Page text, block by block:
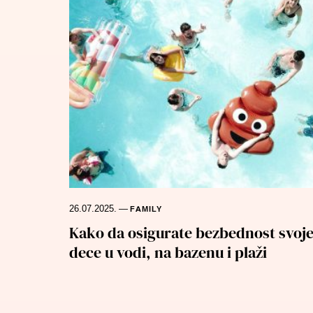
26.07.2025. — FAMILY
Kako da osigurate bezbednost svoje
dece u vodi, na bazenu i plaži